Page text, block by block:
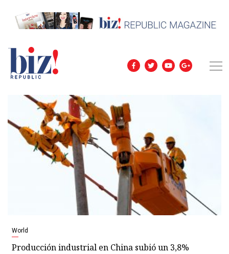
World
Producción industrial en China subió un 3,8%